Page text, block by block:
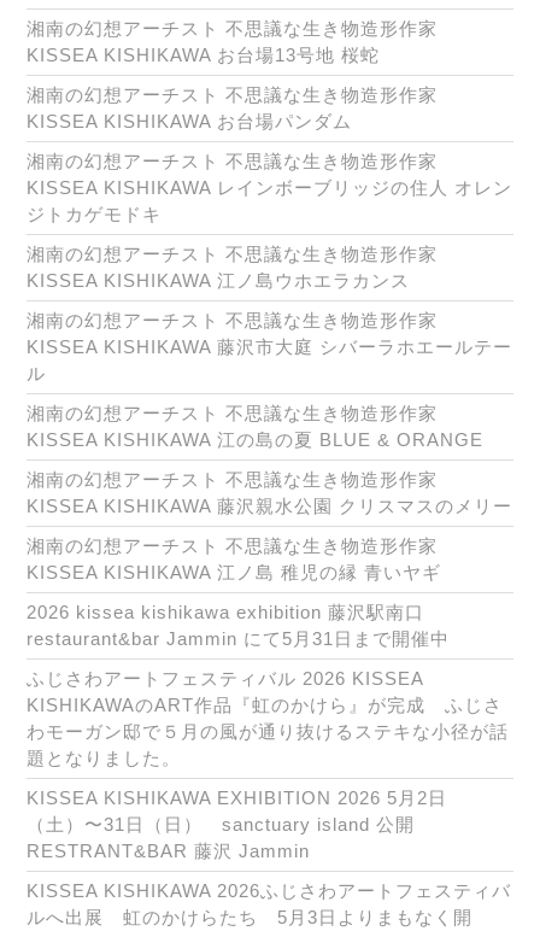
湘南の幻想アーチスト 不思議な生き物造形作家
KISSEA KISHIKAWA お台場13号地 桜蛇
湘南の幻想アーチスト 不思議な生き物造形作家
KISSEA KISHIKAWA お台場パンダム
湘南の幻想アーチスト 不思議な生き物造形作家
KISSEA KISHIKAWA レインボーブリッジの住人 オレン
ジトカゲモドキ
湘南の幻想アーチスト 不思議な生き物造形作家
KISSEA KISHIKAWA 江ノ島ウホエラカンス
湘南の幻想アーチスト 不思議な生き物造形作家
KISSEA KISHIKAWA 藤沢市大庭 シバーラホエールテー
ル
湘南の幻想アーチスト 不思議な生き物造形作家
KISSEA KISHIKAWA 江の島の夏 BLUE & ORANGE
湘南の幻想アーチスト 不思議な生き物造形作家
KISSEA KISHIKAWA 藤沢親水公園 クリスマスのメリー
湘南の幻想アーチスト 不思議な生き物造形作家
KISSEA KISHIKAWA 江ノ島 稚児の縁 青いヤギ
2026 kissea kishikawa exhibition 藤沢駅南口
restaurant&bar Jammin にて5月31日まで開催中
ふじさわアートフェスティバル 2026 KISSEA
KISHIKAWAのART作品『虹のかけら』が完成 ふじさ
わモーガン邸で５月の風が通り抜けるステキな小径が話
題となりました。
KISSEA KISHIKAWA EXHIBITION 2026 5月2日
（土）〜31日（日） sanctuary island 公開
RESTRANT&BAR 藤沢 Jammin
KISSEA KISHIKAWA 2026ふじさわアートフェスティバ
ルへ出展 虹のかけらたち 5月3日よりまもなく開